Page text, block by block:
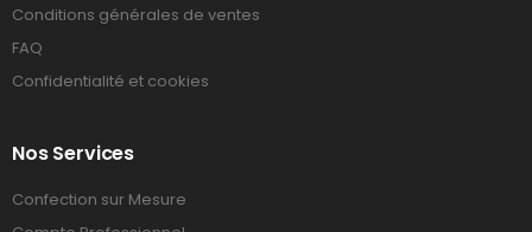
Conditions générales de ventes
FAQ
Confidentialité et cookies
Nos Services
Confection sur Mesure